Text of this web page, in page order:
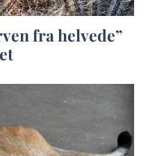
fra helvede”